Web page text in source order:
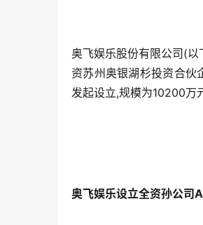
奥飞娱乐股份有限公司(以
资苏州奥银湖杉投资合伙
发起设立,规模为10200万
奥飞娱乐设立全资孙公司